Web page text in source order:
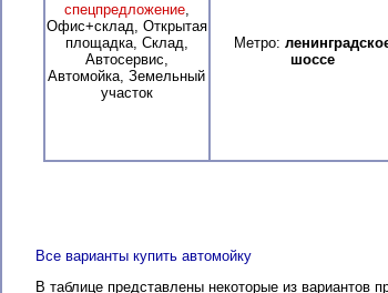
спецпредложение,
Офис+склад, Открытая
площадка, Склад,
Автосервис,
Автомойка, Земельный
участок
Метро:
шоссе
Все варианты купить автомойку
В таблице представлены некоторые из